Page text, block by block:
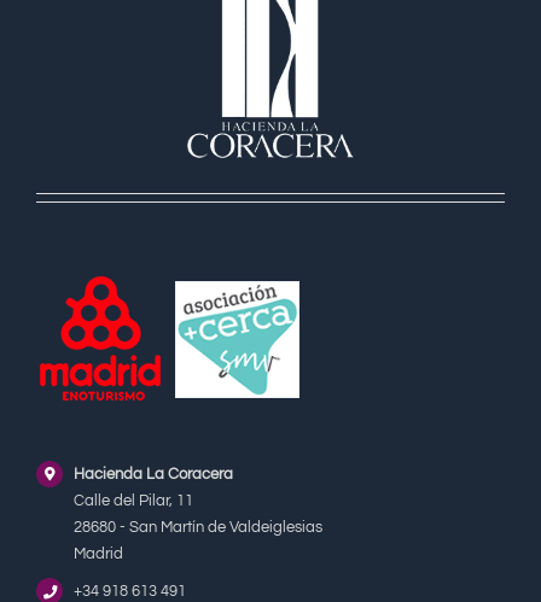
Hacienda La Coracera
Calle del Pilar, 11
28680 - San Martín de Valdeiglesias
Madrid
+34 918 613 491